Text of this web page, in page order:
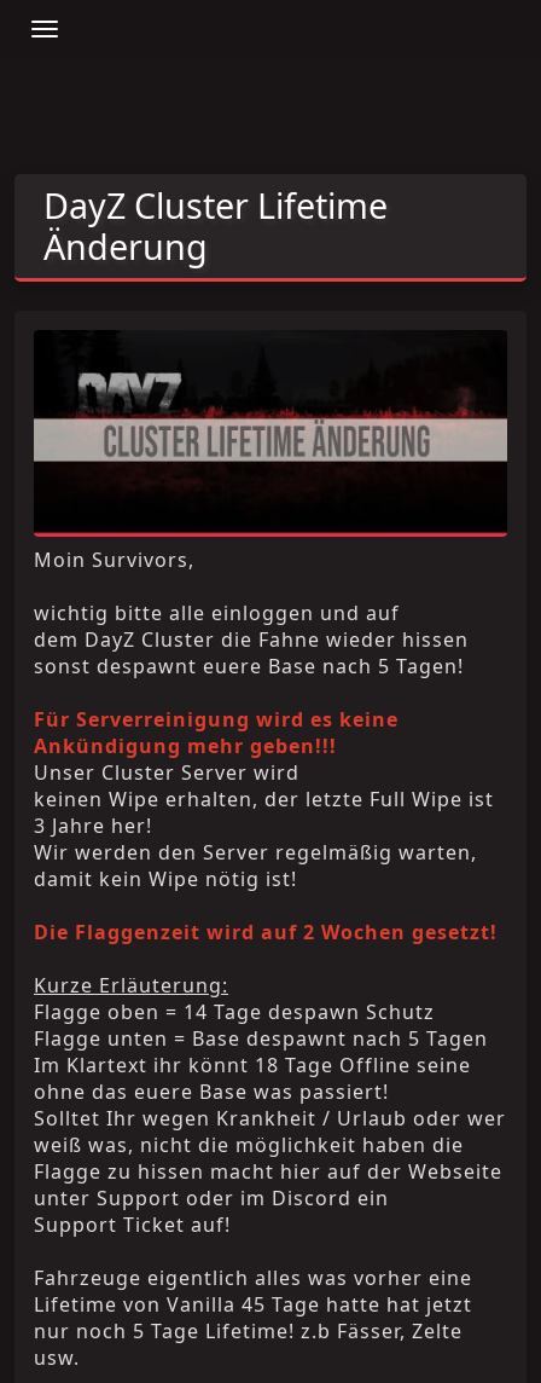
DayZ Cluster Lifetime
Änderung
Moin Survivors,
wichtig bitte alle einloggen und auf
dem DayZ Cluster die Fahne wieder hissen
sonst despawnt euere Base nach 5 Tagen!
Für Serverreinigung wird es keine
Ankündigung mehr geben!!!
Unser Cluster Server wird
keinen Wipe erhalten, der letzte Full Wipe ist
3 Jahre her!
Wir werden den Server regelmäßig warten,
damit kein Wipe nötig ist!
Die Flaggenzeit wird auf 2 Wochen gesetzt!
Kurze Erläuterung:
Flagge oben = 14 Tage despawn Schutz
Flagge unten = Base despawnt nach 5 Tagen
Im Klartext ihr könnt 18 Tage Offline seine
ohne das euere Base was passiert!
Solltet Ihr wegen Krankheit / Urlaub oder wer
weiß was, nicht die möglichkeit haben die
Flagge zu hissen macht hier auf der Webseite
unter Support oder im Discord ein
Support Ticket auf!
Fahrzeuge eigentlich alles was vorher eine
Lifetime von Vanilla 45 Tage hatte hat jetzt
nur noch 5 Tage Lifetime! z.b Fässer, Zelte
usw.